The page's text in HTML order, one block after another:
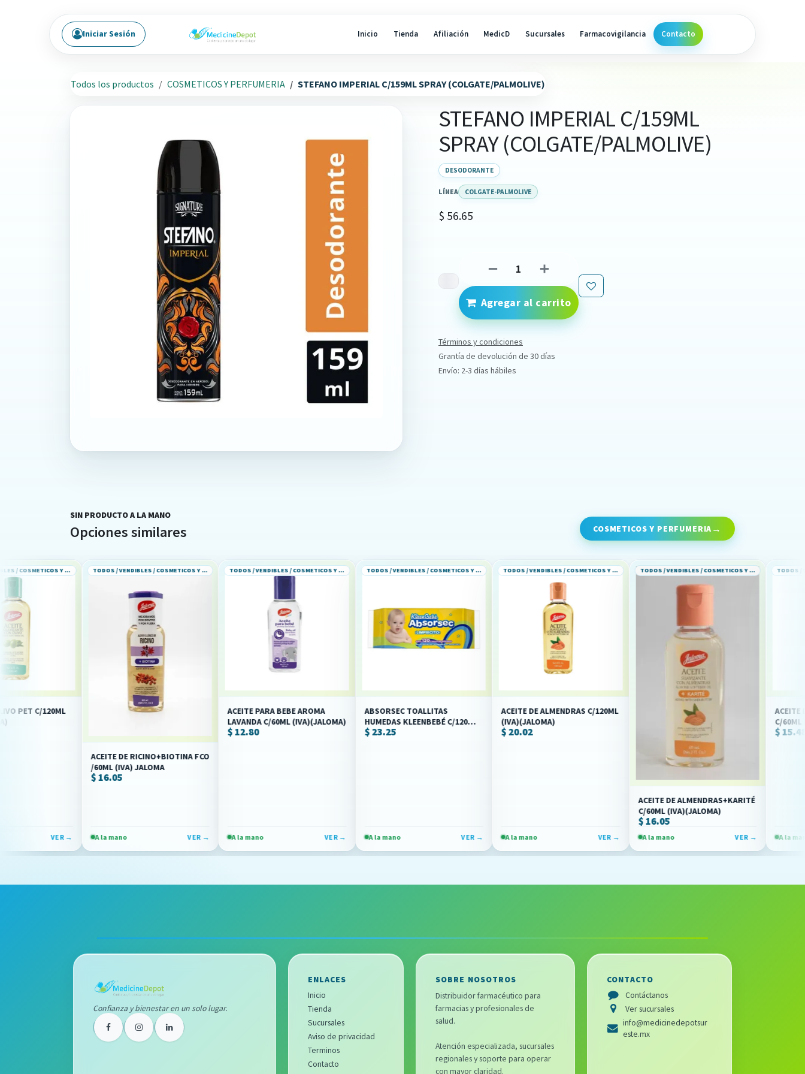
Inicio Tienda Afiliación MedicD Sucursales Farmacovigilancia Contacto
Iniciar Sesión
Todos los productos COSMETICOS Y PERFUMERIA STEFANO IMPERIAL C/159ML SPRAY (COLGATE/PALMOLIVE)
STEFANO IMPERIAL C/159ML
SPRAY (COLGATE/PALMOLIVE)
DESODORANTE
LÍNEA COLGATE-PALMOLIVE
$ 56.65
Agregar al carrito
Términos y condiciones
Grantía de devolución de 30 días
Envío: 2-3 días hábiles
SIN PRODUCTO A LA MANO
Opciones similares COSMETICOS Y PERFUMERIA
TODOS / VENDIBLES / COSMETICOS Y PERFUMERIA TODOS / VENDIBLES / COSMETICOS Y PERFUMERIA
ACEITE DE RICINO+BIOTINA FCO
/60ML (IVA) JALOMA
A la mano
TODOS / VENDIBLES / COSMETICOS Y PERFUMERIA
ACEITE PARA BEBE AROMA
LAVANDA C/60ML (IVA)(JALOMA)
A la mano
TODOS / VENDIBLES / COSMETICOS Y PERFUMERIA
ABSORSEC TOALLITAS
HUMEDAS KLEENBEBÉ C/120
PZS (IVA)(KIMBERLY-CLARK)
A la mano
TODOS / VENDIBLES / COSMETICOS Y PERFUMERIA
ACEITE DE ALMENDRAS C/120ML
(IVA)(JALOMA)
A la mano
TODOS / VENDIBLES / COSMETICOS Y PERFUMERIA
ACEITE DE ALMENDRAS+KARITÉ
C/60ML (IVA)(JALOMA)
A la mano
ACEITE DE ARGAN
C/60ML
A la mano
Confianza y bienestar en un solo lugar.
ENLACES
Inicio
Tienda
Sucursales
Aviso de privacidad
Terminos
Contacto
SOBRE NOSOTROS
Distribuidor farmacéutico para
farmacias y profesionales de
salud.
Atención especializada, sucursales
regionales y soporte para operar
con mayor claridad.
CONTACTO
Contáctanos
Ver sucursales
info@medicinedepotsur
este.mx